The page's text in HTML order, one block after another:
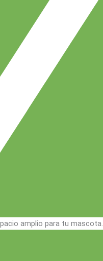
amplio para tu mascota.